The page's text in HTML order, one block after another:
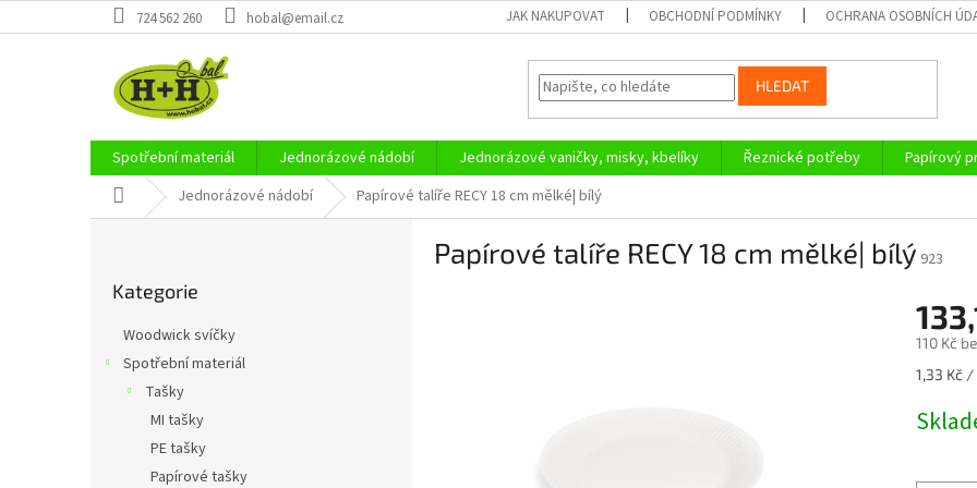
na
724 562 260 hobal@email.cz JAK NAKUPOVAT OBCHODNÍ PODMÍNKY OCHRANA OSOBNÍCH
HLEDAT
Spotřební materiál Jednorázové nádobí Jednorázové vaničky, misky, kbelíky Řeznické potřeby Papírový
Domů Jednorázové nádobí Papírové talíře RECY 18 cm mělké| bílý
kategorie
Kategorie
Woodwick svíčky
Spotřební materiál
Tašky
MI tašky
PE tašky
Papírové tašky
Papírové talíře RECY 18 cm mělké| bílý 923
110 Kč
Měrná
1,33 Kč /